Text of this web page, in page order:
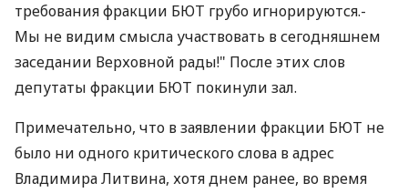
требования фракции БЮТ грубо игнорируются.-
Мы не видим смысла участвовать в сегодняшнем
заседании Верховной рады!" После этих слов
депутаты фракции БЮТ покинули зал.
Примечательно, что в заявлении фракции БЮТ не
было ни одного критического слова в адрес
Владимира Литвина, хотя днем ранее, во время